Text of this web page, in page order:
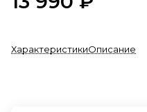
ХарактеристикиОписание